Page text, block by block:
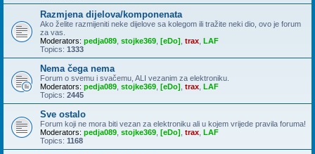
Razmjena dijelova/komponenata
Ako želite razmijeniti neke dijelove sa kolegom ili tražite neki dio, ovo je forum
za vas.
Moderators: pedja089 stojke369 [eDo] trax LAF
Topics: 1333
Nema čega nema
Forum o svemu i svačemu, ALI vezanim za elektroniku.
Moderators: pedja089 stojke369 [eDo] trax LAF
Topics: 2445
Sve ostalo
Forum koji ne mora biti vezan za elektroniku ali u kojem vrijede pravila foruma!
Moderators: pedja089 stojke369 [eDo] trax LAF
Topics: 1168